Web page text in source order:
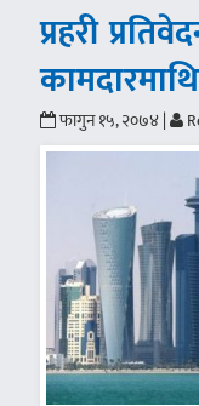
प्रहरी
फागुन १५, २०७४ |